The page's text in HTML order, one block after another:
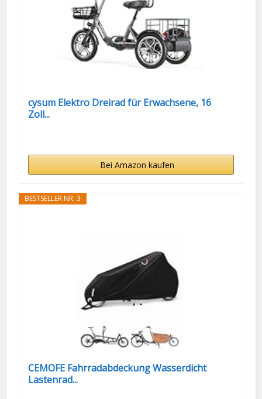
cysum Elektro Dreirad für Erwachsene, 16
Zoll...
Bei Amazon kaufen
BESTSELLER NR. 3
CEMOFE Fahrradabdeckung Wasserdicht
Lastenrad...